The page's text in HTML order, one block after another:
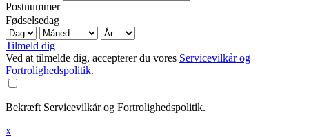
Postnummer
Fødselsedag
Tilmeld dig
Ved at tilmelde dig, accepterer du vores Servicevilkår og
Fortrolighedspolitik.
Bekræft Servicevilkår og Fortrolighedspolitik.
x